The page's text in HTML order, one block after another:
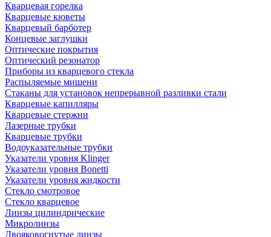
Кварцевая горелка
Кварцевые кюветы
Кварцевый барботер
Концевые заглушки
Оптические покрытия
Оптический резонатор
Приборы из кварцевого стекла
Распыляемые мишени
Стаканы для установок непрерывной разливки стали
Кварцевые капилляры
Кварцевые стержни
Лазерные трубки
Кварцевые трубки
Водоуказательные трубки
Указатели уровня Klinger
Указатели уровня Bonetti
Указатели уровня жидкости
Стекло смотровое
Стекло кварцевое
Линзы цилиндрические
Микролинзы
Двояковогнутые линзы